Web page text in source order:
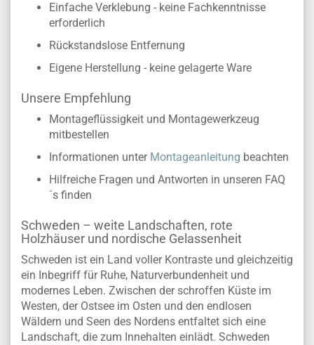
Einfache Verklebung - keine Fachkenntnisse
erforderlich
Rückstandslose Entfernung
Eigene Herstellung - keine gelagerte Ware
Unsere Empfehlung
Montageflüssigkeit und Montagewerkzeug
mitbestellen
Informationen unter Montageanleitung beachten
Hilfreiche Fragen und Antworten in unseren FAQ
´s finden
Schweden – weite Landschaften, rote
Holzhäuser und nordische Gelassenheit
Schweden ist ein Land voller Kontraste und gleichzeitig
ein Inbegriff für Ruhe, Naturverbundenheit und
modernes Leben. Zwischen der schroffen Küste im
Westen, der Ostsee im Osten und den endlosen
Wäldern und Seen des Nordens entfaltet sich eine
Landschaft, die zum Innehalten einlädt. Schweden